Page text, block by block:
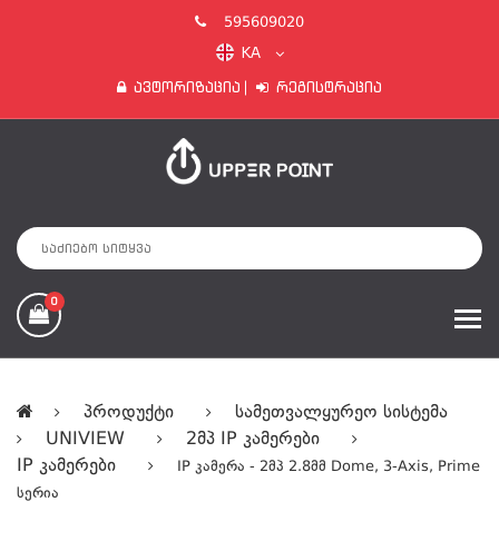
595609020
KA
Ავტორიზაცია
Რეგისტრაცია
0
Პროდუქტი
Სამეთვალყურეო Სისტემა
UNIVIEW
2მპ IP Კამერები
IP Კამერები
IP Კამერა - 2მპ 2.8მმ Dome, 3-Axis, Prime
Სერია